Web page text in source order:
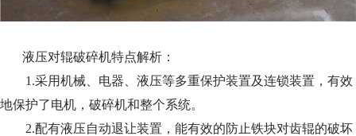
液压对辊破碎机特点解析：
1.采用机械、电器、液压等多重保护装置及连锁装置，有效
地保护了电机，破碎机和整个系统。
2.配有液压自动退让装置，能有效的防止铁块对齿辊的破坏